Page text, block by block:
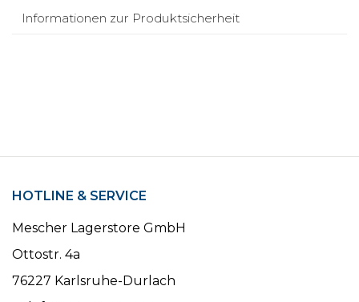
Informationen zur Produktsicherheit
HOTLINE & SERVICE
Mescher Lagerstore GmbH
Ottostr. 4a
76227 Karlsruhe-Durlach